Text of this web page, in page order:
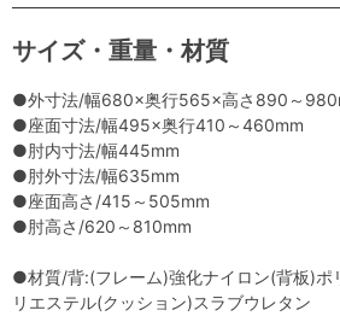
サイズ・重量・材質
●外寸法/幅680×奥行565×高さ890～
●座面寸法/幅495×奥行410～460mm
●肘内寸法/幅445mm
●肘外寸法/幅635mm
●座面高さ/415～505mm
●肘高さ/620～810mm
●材質/背:(フレーム)強化ナイロン(背板)ポ
リエステル(クッション)スラブウレタン